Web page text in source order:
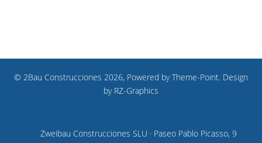
© 2Bau Construcciones 2026, Powered byTheme-Point. Design
by RZ-Graphics
Zweibau Construcciones SLU · Paseo Pablo Picasso, 9